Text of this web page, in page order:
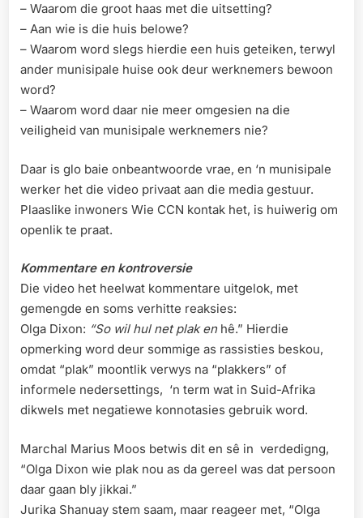
– Waarom die groot haas met die uitsetting?
– Aan wie is die huis belowe?
– Waarom word slegs hierdie een huis geteiken, terwyl
ander munisipale huise ook deur werknemers bewoon
word?
– Waarom word daar nie meer omgesien na die
veiligheid van munisipale werknemers nie?
Daar is glo baie onbeantwoorde vrae, en ‘n munisipale
werker het die video privaat aan die media gestuur.
Plaaslike inwoners Wie CCN kontak het, is huiwerig om
openlik te praat.
Kommentare en kontroversie
Die video het heelwat kommentare uitgelok, met
gemengde en soms verhitte reaksies:
Olga Dixon: “So wil hul net plak enhê.” Hierdie
opmerking word deur sommige as rassisties beskou,
omdat “plak” moontlik verwys na “plakkers” of
informele nedersettings, ‘n term wat in Suid-Afrika
dikwels met negatiewe konnotasies gebruik word.
Marchal Marius Moos betwis dit en sê in verdedigng,
“Olga Dixon wie plak nou as da gereel was dat persoon
daar gaan bly jikkai.”
Jurika Shanuay stem saam, maar reageer met, “Olga